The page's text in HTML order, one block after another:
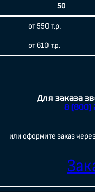
50
от 550 т.р.
от 610 т.р.
Для заказа
8 (800)
или оформите заказ